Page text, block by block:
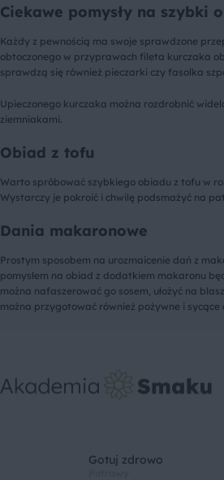
Ciekawe pomysły na szybki
Każdy z pewnością ma swoje sprawdzone
obtoczonego w przyprawach fileta kurczaka
sprawdzą się również pieczarki czy fasolka
Upieczonego kurczaka można rozdrobnić
ziemniakami.
Obiad z tofu
Warto spróbować szybkiego obiadu z tofu w
Wystarczy je pokroić i chwilę podsmażyć na
Dania makaronowe
Prostym sposobem na urozmaicenie dań z
pomysłem na obiad z dodatkiem makaronu
można nafaszerować go sosem, ułożyć na
można przygotować również pożywne i
Gotuj zdrowo